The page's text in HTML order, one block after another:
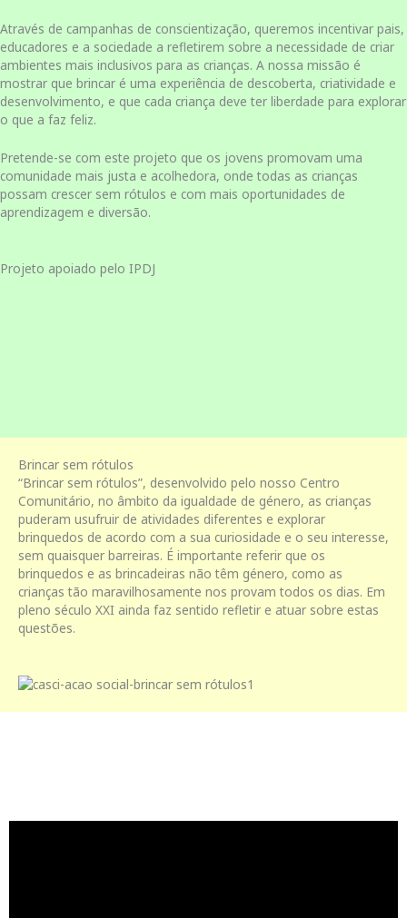
Através de campanhas de conscientização, queremos incentivar pais,
educadores e a sociedade a refletirem sobre a necessidade de criar
ambientes mais inclusivos para as crianças. A nossa missão é
mostrar que brincar é uma experiência de descoberta, criatividade e
desenvolvimento, e que cada criança deve ter liberdade para explorar
o que a faz feliz.
Pretende-se com este projeto que os jovens promovam uma
comunidade mais justa e acolhedora, onde todas as crianças
possam crescer sem rótulos e com mais oportunidades de
aprendizagem e diversão.
Projeto apoiado pelo IPDJ
Brincar sem rótulos
“Brincar sem rótulos”, desenvolvido pelo nosso Centro
Comunitário, no âmbito da igualdade de género, as crianças
puderam usufruir de atividades diferentes e explorar
brinquedos de acordo com a sua curiosidade e o seu interesse,
sem quaisquer barreiras. É importante referir que os
brinquedos e as brincadeiras não têm género, como as
crianças tão maravilhosamente nos provam todos os dias. Em
pleno século XXI ainda faz sentido refletir e atuar sobre estas
questões.